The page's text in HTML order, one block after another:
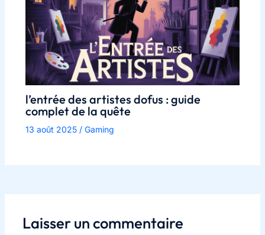
l’entrée des artistes dofus : guide
complet de la quête
13 août 2025 / Gaming
Laisser un commentaire